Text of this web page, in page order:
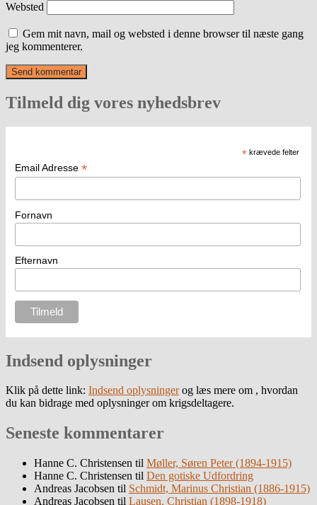
Websted
Gem mit navn, mail og websted i denne browser til næste gang
jeg kommenterer.
Tilmeld dig vores nyhedsbrev
* krævede felter
Email Adresse *
Fornavn
Efternavn
Indsend oplysninger
Klik på dette link: Indsend oplysningerog læs mere om , hvordan
du kan bidrage med oplysninger om krigsdeltagere.
Seneste kommentarer
Hanne C. Christensen til Møller, Søren Peter (1894-1915)
Hanne C. Christensen til Den gotiske Udfordring
Andreas Jacobsen til Schmidt, Marinus Christian (1886-1915)
Andreas Jacobsen til Lausen, Christian (1898-1918)